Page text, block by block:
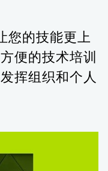
您的技能更上
便的技术培训
挥组织和个人